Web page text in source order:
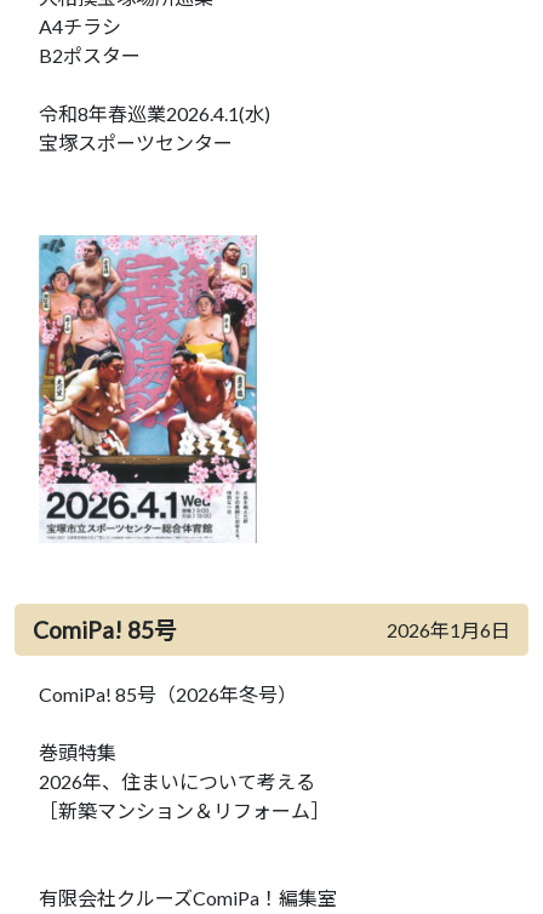
A4チラシ
B2ポスター
令和8年春巡業2026.4.1(水)
宝塚スポーツセンター
ComiPa! 85号 2026年1月6日
ComiPa! 85号（2026年冬号）
巻頭特集
2026年、住まいについて考える
［新築マンション＆リフォーム］
有限会社クルーズComiPa！編集室